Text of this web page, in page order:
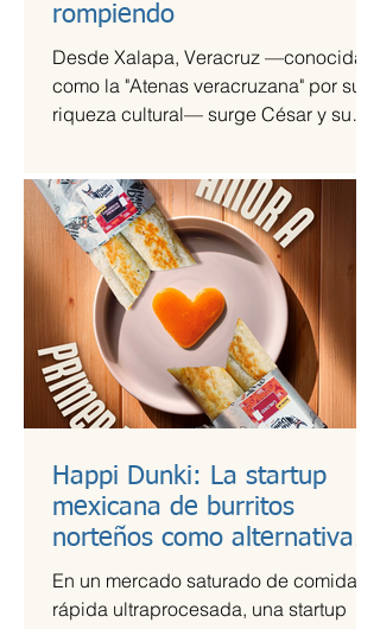
rompiendo
Desde Xalapa, Veracruz —conocida
como la "Atenas veracruzana" por su
riqueza cultural— surge César y su
en la escena de la música de fusión.
Happi Dunki: La startup
mexicana de burritos
norteños como alternativa
nutritiva
En un mercado saturado de comida
rápida ultraprocesada, una startup